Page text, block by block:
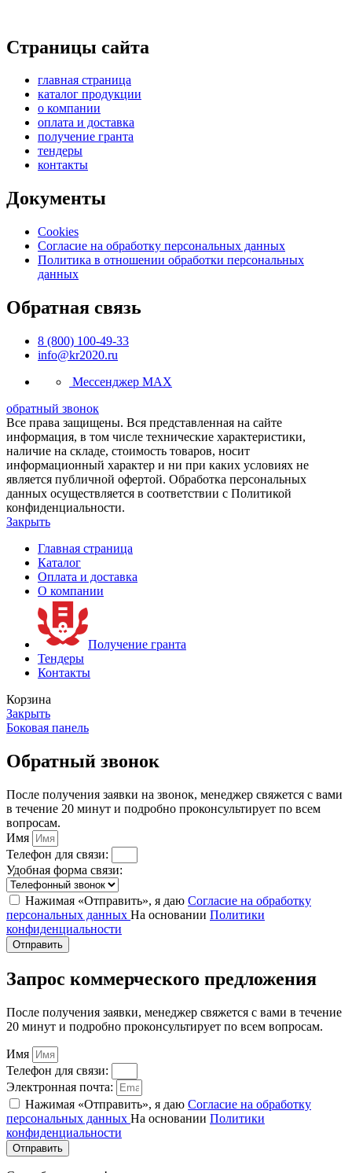
Страницы сайта
главная страница
каталог продукции
о компании
оплата и доставка
получение гранта
тендеры
контакты
Документы
Cookies
Согласие на обработку персональных данных
Политика в отношении обработки персональных
данных
Обратная связь
8 (800) 100-49-33
info@kr2020.ru
Мессенджер MAX
обратный звонок
Все права защищены. Вся представленная на сайте
информация, в том числе технические характеристики,
наличие на складе, стоимость товаров, носит
информационный характер и ни при каких условиях не
является публичной офертой. Обработка персональных
данных осуществляется в соответствии с Политикой
конфиденциальности.
Закрыть
Главная страница
Каталог
Оплата и доставка
О компании
Получение гранта
Тендеры
Контакты
Корзина
Закрыть
Боковая панель
Обратный звонок
После получения заявки на звонок, менеджер свяжется с вами
в течение 20 минут и подробно проконсультирует по всем
вопросам.
Имя
Телефон для связи:
Удобная форма связи:
Нажимая «Отправить», я даю Согласие на обработку
персональных данных На основании Политики
конфиденциальности
Отправить
Запрос коммерческого предложения
После получения заявки, менеджер свяжется с вами в течение
20 минут и подробно проконсультирует по всем вопросам.
Имя
Телефон для связи:
Электронная почта:
Нажимая «Отправить», я даю Согласие на обработку
персональных данных На основании Политики
конфиденциальности
Отправить